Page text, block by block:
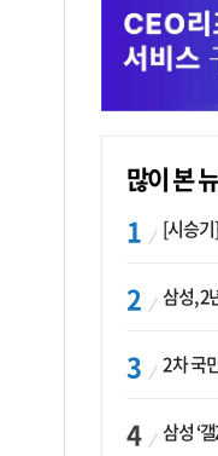
많이 본
[시승기] “전기
삼성, 2년 만에
2차 국민성장펀드
삼성 ‘갤Z8’ 일본